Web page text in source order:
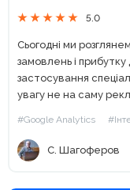
5.0
Сьогодні ми
замовлень і
застосування
увагу не на саму
поради та
#Google Analytics
С. Шагоферов